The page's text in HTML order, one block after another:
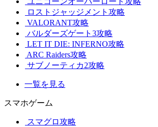
ロストジャッジメント攻略
VALORANT攻略
バルダーズゲート3攻略
LET IT DIE: INFERNO攻略
ARC Raiders攻略
サブノーティカ2攻略
一覧を見る
スマホゲーム
スマグロ攻略